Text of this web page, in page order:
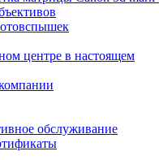
центре в настоящем
обслуживание